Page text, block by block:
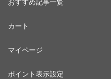
おすすめ記事一覧
カート
マイページ
ポイント表示設定